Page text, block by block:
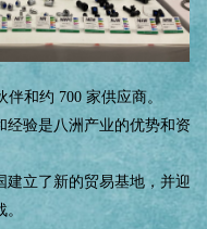
和约 700 家供应商。
经验是八洲产业的优势和资
建立了新的贸易基地，并迎